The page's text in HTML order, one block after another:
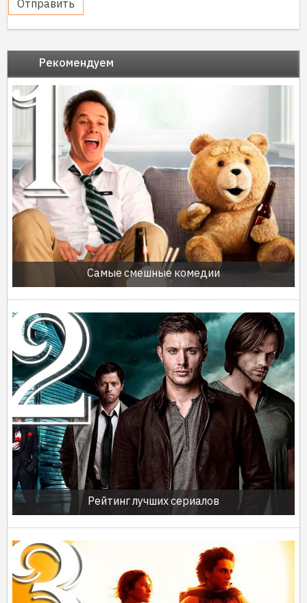
Отправить
Рекомендуем
Самые смешные комедии
Рейтинг лучших сериалов